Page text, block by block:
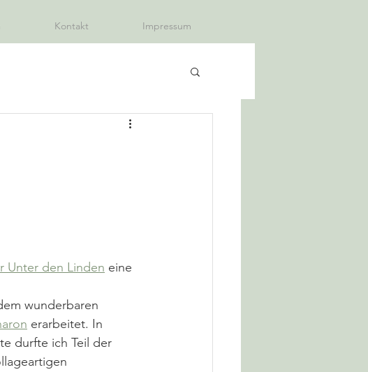
Kontakt Impressum
Unter den Linden eine
wunderbaren
erarbeitet. In
durfte ich Teil der